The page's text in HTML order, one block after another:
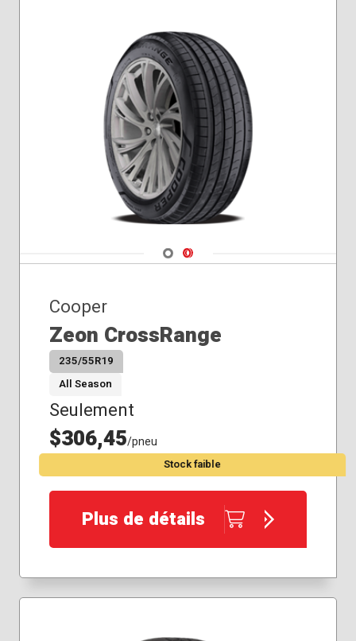
Navigate 1
Navigate 2
Cooper
Zeon CrossRange
235/55R19
All Season
Seulement
$306,45/pneu
Stock faible
Plus de détails